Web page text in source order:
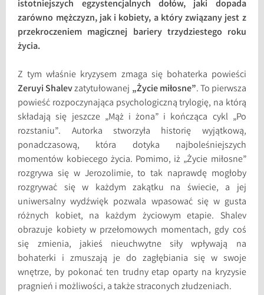
istotniejszych egzystencjalnych dołów, jaki dopada
zarówno mężczyzn, jak i kobiety, a który związany jest z
przekroczeniem magicznej bariery trzydziestego roku
życia.
Z tym właśnie kryzysem zmaga się bohaterka powieści
Zeruyi Shalevzatytułowanej „Życie miłosne”. To pierwsza
powieść rozpoczynająca psychologiczną trylogię, na którą
składają się jeszcze „Mąż i żona” i kończąca cykl „Po
rozstaniu”. Autorka stworzyła historię wyjątkową,
ponadczasową, która dotyka najboleśniejszych
momentów kobiecego życia. Pomimo, iż „Życie miłosne”
rozgrywa się w Jerozolimie, to tak naprawdę mogłoby
rozgrywać się w każdym zakątku na świecie, a jej
uniwersalny wydźwięk pozwala wpasować się w gusta
różnych kobiet, na każdym życiowym etapie. Shalev
obrazuje kobiety w przełomowych momentach, gdy coś
się zmienia, jakieś nieuchwytne siły wpływają na
bohaterki i zmuszają je do zagłębiania się w swoje
wnętrze, by pokonać ten trudny etap oparty na kryzysie
pragnień i możliwości, a także straconych złudzeniach.